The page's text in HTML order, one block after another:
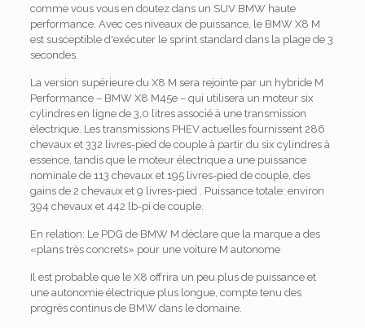
comme vous vous en doutez dans un SUV BMW haute
performance. Avec ces niveaux de puissance, le BMW X8 M
est susceptible d'exécuter le sprint standard dans la plage de 3
secondes.
La version supérieure du X8 M sera rejointe par un hybride M
Performance – BMW X8 M45e – qui utilisera un moteur six
cylindres en ligne de 3,0 litres associé à une transmission
électrique. Les transmissions PHEV actuelles fournissent 286
chevaux et 332 livres-pied de couple à partir du six cylindres à
essence, tandis que le moteur électrique a une puissance
nominale de 113 chevaux et 195 livres-pied de couple, des
gains de 2 chevaux et 9 livres-pied . Puissance totale: environ
394 chevaux et 442 lb-pi de couple.
En relation: Le PDG de BMW M déclare que la marque a des
«plans très concrets» pour une voiture M autonome
Il est probable que le X8 offrira un peu plus de puissance et
une autonomie électrique plus longue, compte tenu des
progrès continus de BMW dans le domaine.